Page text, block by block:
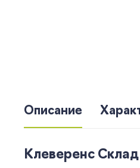
Описание
Клеверенс